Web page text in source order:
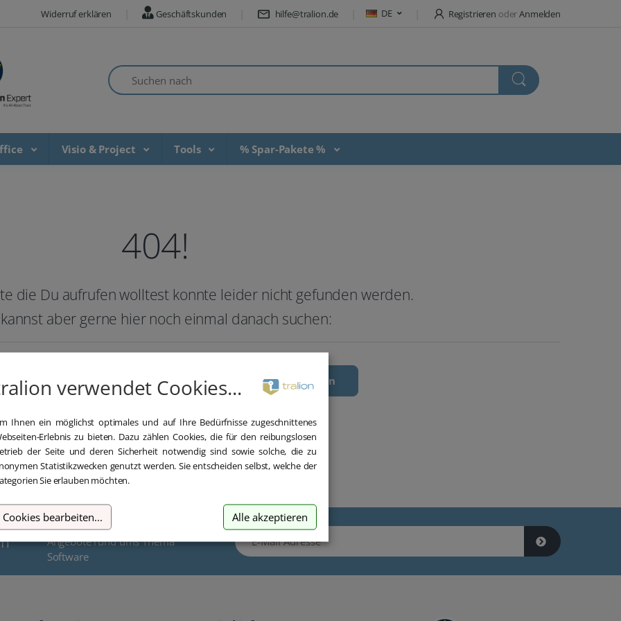
Widerruf erklären Geschäftskunden hilfe@tralion.de DE Registrieren oderAnmelden
Suchen nach
Visio & Project Tools % Spar-Pakete %
404!
die Du aufrufen wolltest konnte leider nicht gefunden werden.
aber gerne hier noch einmal danach suchen:
Suchen
für wichtige Neuigkeiten und tolle
Angebote rund ums Thema
Software
E-Mail Adresse
verwendet Cookies...
Ihnen ein möglichst optimales und auf Ihre Bedürfnisse zugeschnittenes
Erlebnis zu bieten. Dazu zählen Cookies, die für den reibungslosen
der Seite und deren Sicherheit notwendig sind sowie solche, die zu
Statistikzwecken genutzt werden. Sie entscheiden selbst, welche der
Sie erlauben möchten.
Cookies bearbeiten... Alle akzeptieren